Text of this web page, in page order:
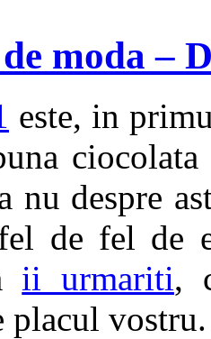
moda –
este, in
nu despre
de fel de
ii urmariti,
placul vostru.